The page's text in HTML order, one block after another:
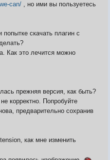
can/ , но ими вы пользуетесь
скачать плагин с
Как это лечится можно
прежняя версия, как быть?
корректно. Попробуйте
предварительно сохранив
как мне изменить